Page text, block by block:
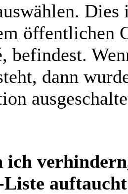
öffentlichen
befindest.
dann
ich